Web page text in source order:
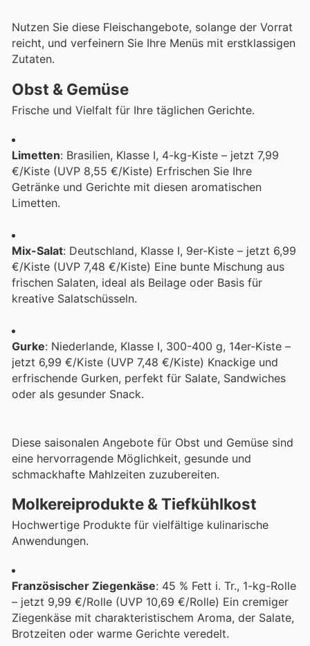
Nutzen Sie diese Fleischangebote, solange der Vorrat
reicht, und verfeinern Sie Ihre Menüs mit erstklassigen
Zutaten.
Obst & Gemüse
Frische und Vielfalt für Ihre täglichen Gerichte.
Limetten: Brasilien, Klasse I, 4-kg-Kiste – jetzt 7,99
€/Kiste (UVP 8,55 €/Kiste) Erfrischen Sie Ihre
Getränke und Gerichte mit diesen aromatischen
Limetten.
Mix-Salat: Deutschland, Klasse I, 9er-Kiste – jetzt 6,99
€/Kiste (UVP 7,48 €/Kiste) Eine bunte Mischung aus
frischen Salaten, ideal als Beilage oder Basis für
kreative Salatschüsseln.
Gurke: Niederlande, Klasse I, 300-400 g, 14er-Kiste –
jetzt 6,99 €/Kiste (UVP 7,48 €/Kiste) Knackige und
erfrischende Gurken, perfekt für Salate, Sandwiches
oder als gesunder Snack.
Diese saisonalen Angebote für Obst und Gemüse sind
eine hervorragende Möglichkeit, gesunde und
schmackhafte Mahlzeiten zuzubereiten.
Molkereiprodukte & Tiefkühlkost
Hochwertige Produkte für vielfältige kulinarische
Anwendungen.
Französischer Ziegenkäse: 45 % Fett i. Tr., 1-kg-Rolle
– jetzt 9,99 €/Rolle (UVP 10,69 €/Rolle) Ein cremiger
Ziegenkäse mit charakteristischem Aroma, der Salate,
Brotzeiten oder warme Gerichte veredelt.